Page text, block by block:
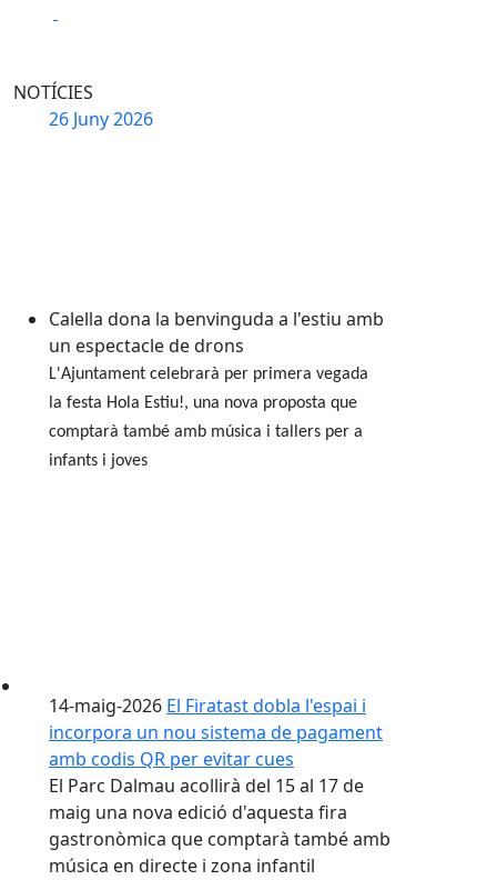
NOTÍCIES
Calella dona la benvinguda a l'estiu amb un
26 Juny2026
Calella dona la benvinguda a l'estiu amb
un espectacle de drons
L'Ajuntament celebrarà per primera vegada
la festa Hola Estiu!, una nova proposta que
comptarà també amb música i tallers per a
infants i joves
14-maig-2026 El Firatast dobla l'espai i
incorpora un nou sistema de pagament
amb codis QR per evitar cues
El Parc Dalmau acollirà del 15 al 17 de
maig una nova edició d'aquesta fira
gastronòmica que comptarà també amb
música en directe i zona infantil